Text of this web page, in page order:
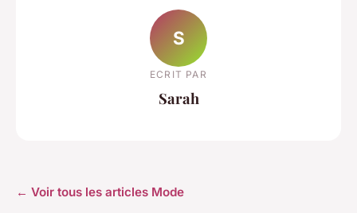
S
ECRIT PAR
Sarah
← Voir tous les articles Mode